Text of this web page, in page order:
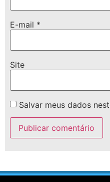
E-mail *
Site
Salvar meus dados